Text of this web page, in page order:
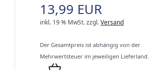
13,99 EUR
inkl. 19 % MwSt.zzgl.Versand
Der Gesamtpreis ist abhängig von der
Mehrwertsteuer im jeweiligen Lieferland.